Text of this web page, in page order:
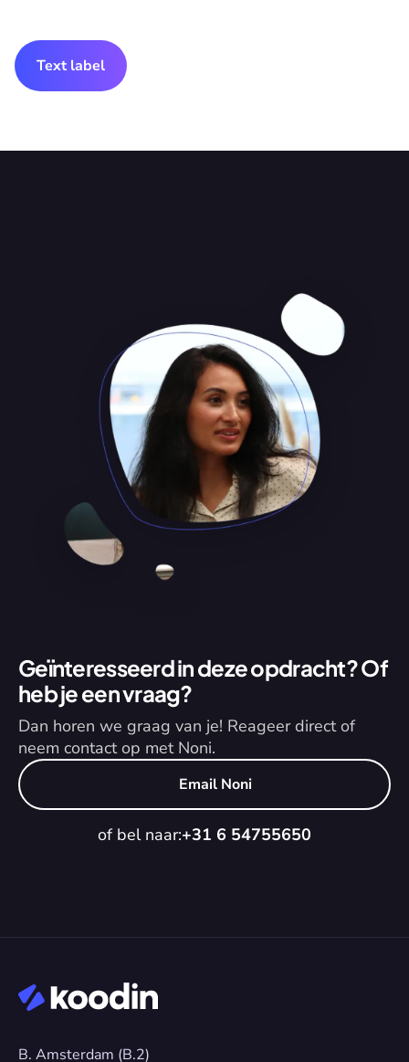
Text label
Geïnteresseerd in deze opdracht? Of
heb je een vraag?
Dan horen we graag van je! Reageer direct of
neem contact op met Noni.
Email Noni
of bel naar:+31 6 54755650
B. Amsterdam (B.2)